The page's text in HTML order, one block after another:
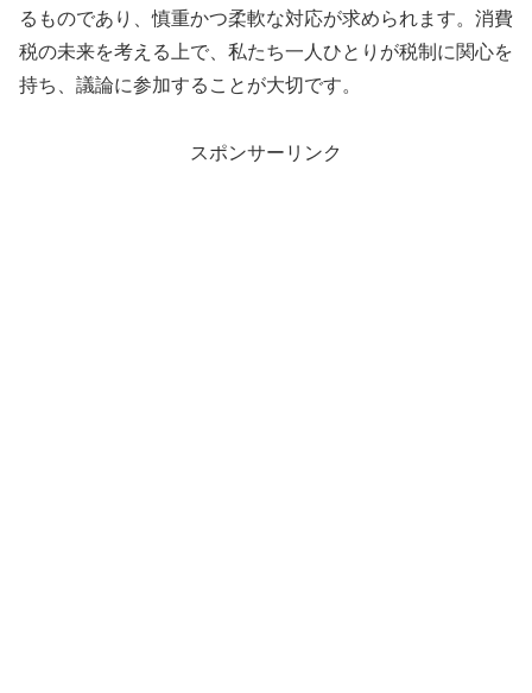
るものであり、慎重かつ柔軟な対応が求められます。消費
税の未来を考える上で、私たち一人ひとりが税制に関心を
持ち、議論に参加することが大切です。
スポンサーリンク